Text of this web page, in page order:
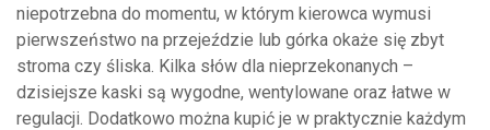
niepotrzebna do momentu, w którym kierowca wymusi
pierwszeństwo na przejeździe lub górka okaże się zbyt
stroma czy śliska. Kilka słów dla nieprzekonanych –
dzisiejsze kaski są wygodne, wentylowane oraz łatwe w
regulacji. Dodatkowo można kupić je w praktycznie każdym